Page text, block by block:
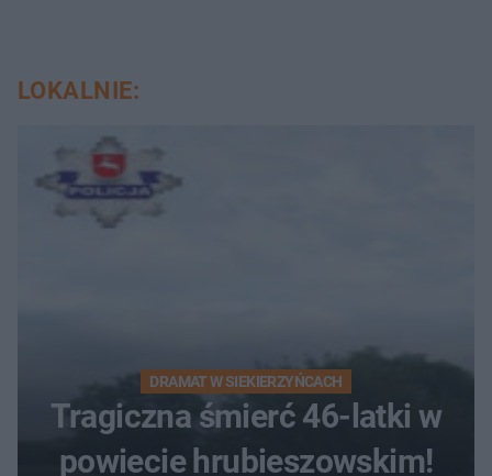
LOKALNIE:
DRAMAT W SIEKIERZYŃCACH
Tragiczna śmierć 46-latki w
powiecie hrubieszowskim!